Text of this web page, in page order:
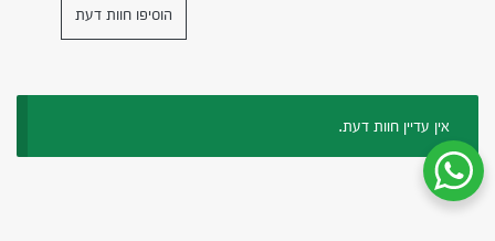
הוסיפו חוות דעת
אין עדיין חוות דעת.
שיחת ווטסאפ עם שירות הלקוחות